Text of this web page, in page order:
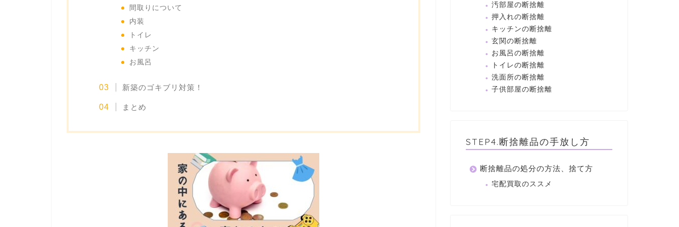
間取りについて
内装
トイレ
キッチン
お風呂
新築のゴキブリ対策！
まとめ
汚部屋の断捨離
押入れの断捨離
キッチンの断捨離
玄関の断捨離
お風呂の断捨離
トイレの断捨離
洗面所の断捨離
子供部屋の断捨離
STEP4.断捨離品の手放し方
断捨離品の処分の方法、捨て方
宅配買取のススメ